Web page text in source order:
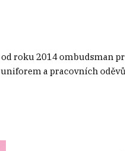
roku 2014 ombudsman
a pracovních